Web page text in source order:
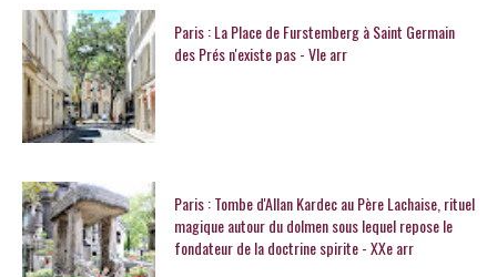
Paris : La Place de Furstemberg à Saint Germain
des Prés n'existe pas - VIe arr
Paris : Tombe d'Allan Kardec au Père Lachaise, rituel
magique autour du dolmen sous lequel repose le
fondateur de la doctrine spirite - XXe arr